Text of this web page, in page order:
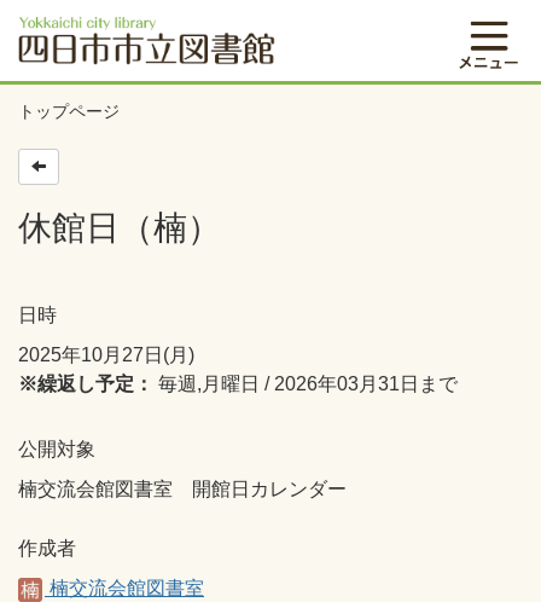
トップページ
休館日（楠）
日時
2025年10月27日(月)
※繰返し予定： 毎週,月曜日 / 2026年03月31日まで
公開対象
楠交流会館図書室 開館日カレンダー
作成者
楠交流会館図書室